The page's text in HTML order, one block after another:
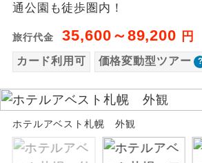
通公園も徒歩圏内！
旅行代金 35,600～89,200 円
カード利用可 価格変動型ツアー
ホテルアベスト札幌 外観
世界遺産
ユネスコに登録さ
然遺産を訪ねるコー
絶景 絶景スポットに立
温泉 温泉地にも宿泊す
以下の注意事項をあらかじめ
ますようお願いいたします。
お支払いについて
お支払いは、クレジットカー
ります。
お申し込みの最後にクレジッ
していただき、決済手続き完